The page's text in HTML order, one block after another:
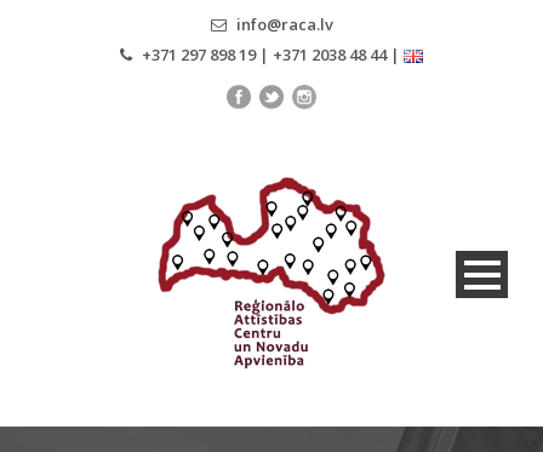
info@raca.lv
+371 297 898 19 | +371 2038 48 44 |